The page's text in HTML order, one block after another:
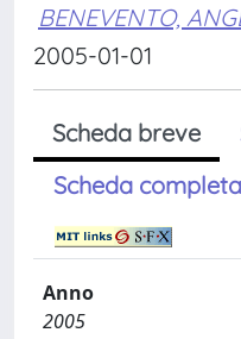
BENEVENTO,
2005-01-01
Scheda breve
Scheda
Anno
2005